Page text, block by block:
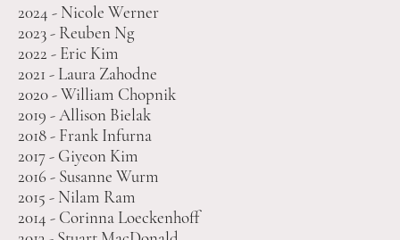
2024 - Nicole Werner
2023 - Reuben Ng
2022 - Eric Kim
2021 - Laura Zahodne
2020 - William Chopnik
2019 - Allison Bielak
2018 - Frank Infurna
2017 - Giyeon Kim
2016 - Susanne Wurm
2015 - Nilam Ram
2014 - Corinna Loeckenhoff